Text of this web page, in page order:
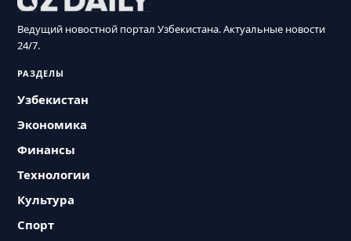
Ведущий новостной портал Узбекистана. Актуальные новости
24/7.
РАЗДЕЛЫ
Узбекистан
Экономика
Финансы
Технологии
Культура
Спорт